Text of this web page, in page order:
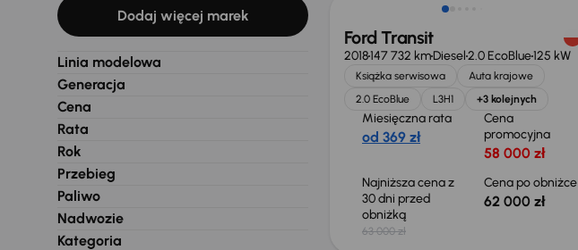
Dodaj więcej marek
Linia modelowa
Generacja
Cena
Rata
Rok
Przebieg
Paliwo
Nadwozie
Kategoria
Ford Transit
2018147 732 kmDiesel2.0 EcoBlue125 kW
Książka serwisowa
Auta krajowe
2.0 EcoBlue
L3H1 +3 kolejnych
Miesięczna rata
od 369 zł
Cena
promocyjna
58 000 zł
Najniższa cena z
30 dni przed
obniżką
63 000 zł
Cena po obniżce
62 000 zł
Świeżo skupione